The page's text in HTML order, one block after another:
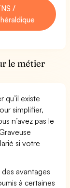
/
le métier
qu’il existe
simplifier,
n’avez pas le
si votre
avantages
à certaines